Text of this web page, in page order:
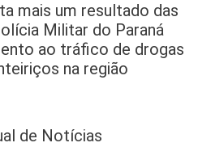
mais um resultado das
Militar do Paraná
ao tráfico de drogas
na região
de Notícias